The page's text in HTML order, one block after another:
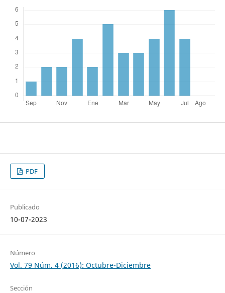
PDF
Publicado
10-07-2023
Número
Vol. 79 Núm. 4 (2016): Octubre-Diciembre
Sección